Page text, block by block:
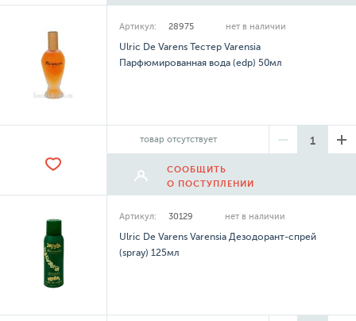
Артикул: 28975 нет в наличии
Ulric De Varens Тестер Varensia
Парфюмированная вода (edp) 50мл
товар отсутствует
СООБЩИТЬ
О ПОСТУПЛЕНИИ
Артикул: 30129 нет в наличии
Ulric De Varens Varensia Дезодорант-спрей
(spray) 125мл